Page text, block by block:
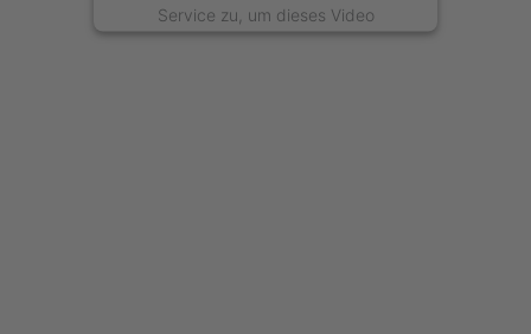
Service zu, um dieses Video
anzusehen.